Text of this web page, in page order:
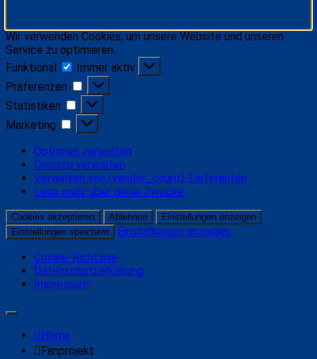
Wir verwenden Cookies, um unsere Website und unseren
Service zu optimieren.
Funktional
Funktional
Immer aktiv
Präferenzen
Präferenzen
Statistiken
Statistiken
Marketing
Marketing
Optionen verwalten
Dienste verwalten
Verwalten von {vendor_count}-Lieferanten
Lese mehr über diese Zwecke
Cookies akzeptieren Ablehnen
Einstellungen anzeigen
Einstellungen speichern
Einstellungen anzeigen
Cookie-Richtlinie
Datenschutzerklärung
Impressum
Zum
springen
Fußballfans des SV Stuttgarter Kickers
Home
Fanprojekt